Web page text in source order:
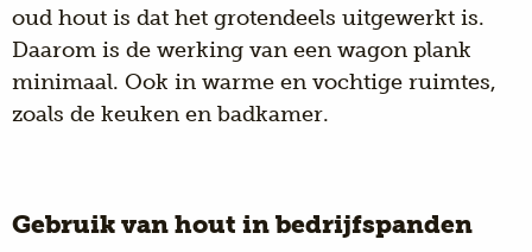
oud hout is dat het grotendeels uitgewerkt is.
Daarom is de werking van een wagon plank
minimaal. Ook in warme en vochtige ruimtes,
zoals de keuken en badkamer.
Gebruik van hout in bedrijfspanden